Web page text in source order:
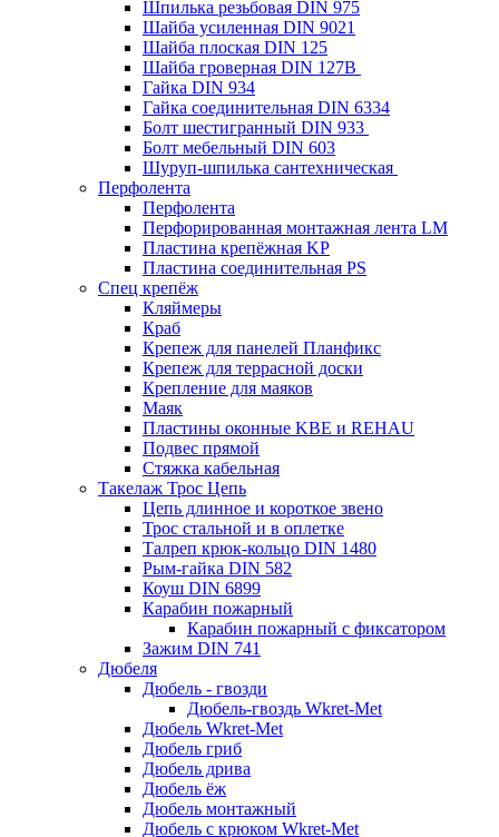
Шпилька резьбовая DIN 975
Шайба усиленная DIN 9021
Шайба плоская DIN 125
Шайба гроверная DIN 127B
Гайка DIN 934
Гайка соединительная DIN 6334
Болт шестигранный DIN 933
Болт мебельный DIN 603
Шуруп-шпилька сантехническая
Перфолента
Перфолента
Перфорированная монтажная лента LM
Пластина крепёжная KP
Пластина соединительная PS
Спец крепёж
Кляймеры
Краб
Крепеж для панелей Планфикс
Крепеж для террасной доски
Крепление для маяков
Маяк
Пластины оконные KBE и REHAU
Подвес прямой
Стяжка кабельная
Такелаж Трос Цепь
Цепь длинное и короткое звено
Трос стальной и в оплетке
Талреп крюк-кольцо DIN 1480
Рым-гайка DIN 582
Коуш DIN 6899
Карабин пожарный
Карабин пожарный с фиксатором
Зажим DIN 741
Дюбеля
Дюбель - гвозди
Дюбель-гвоздь Wkret-Met
Дюбель Wkret-Met
Дюбель гриб
Дюбель дрива
Дюбель ёж
Дюбель монтажный
Дюбель с крюком Wkret-Met